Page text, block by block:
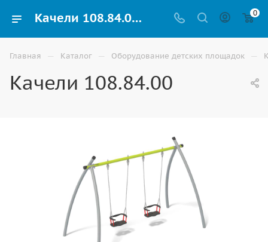
Качели 108.84.00 купить для детей уличные по доступной цене в Астрахани 0
Главная — Каталог — Оборудование детских площадок —
Качели 108.84.00